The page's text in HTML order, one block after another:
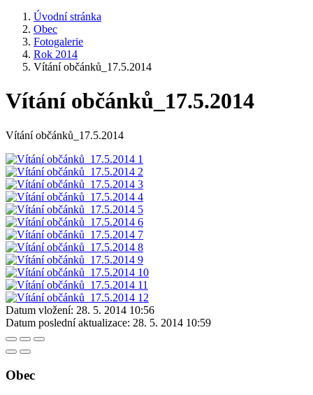
Úvodní stránka
Obec
Fotogalerie
Rok 2014
Vítání občánků_17.5.2014
Vítání občánků_17.5.2014
Vítání občánků_17.5.2014
Datum vložení: 28. 5. 2014 10:56
Datum poslední aktualizace: 28. 5. 2014 10:59
Obec